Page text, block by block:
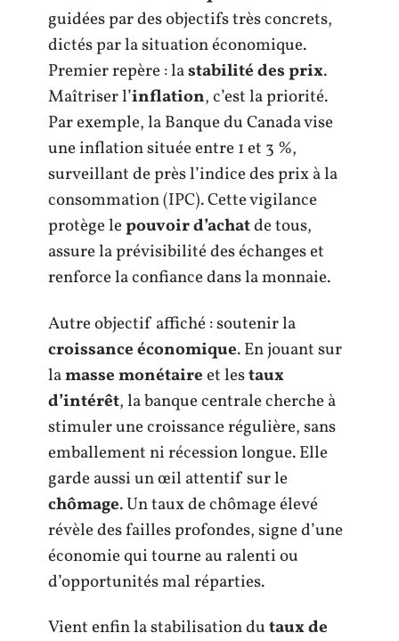
guidées par des objectifs très concrets,
dictés par la situation économique.
Premier repère : lastabilité des prix.
Maîtriser l’inflation, c’est la priorité.
Par exemple, la Banque du Canada vise
une inflation située entre 1 et 3 %,
surveillant de près l’indice des prix à la
consommation (IPC). Cette vigilance
protège lepouvoir d’achatde tous,
assure la prévisibilité des échanges et
renforce la confiance dans la monnaie.
Autre objectif affiché : soutenir la
croissance économique. En jouant sur
lamasse monétaireet lestaux
d’intérêt, la banque centrale cherche à
stimuler une croissance régulière, sans
emballement ni récession longue. Elle
garde aussi un œil attentif sur le
chômage. Un taux de chômage élevé
révèle des failles profondes, signe d’une
économie qui tourne au ralenti ou
d’opportunités mal réparties.
Vient enfin la stabilisation dutaux de